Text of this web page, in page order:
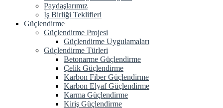
Paydaşlarımız
İş Birliği Teklifleri
Güçlendirme
Güçlendirme Projesi
Güçlendirme Uygulamaları
Güçlendirme Türleri
Betonarme Güçlendirme
Çelik Güçlendirme
Karbon Fiber Güçlendirme
Karbon Elyaf Güçlendirme
Karma Güçlendirme
Kiriş Güçlendirme